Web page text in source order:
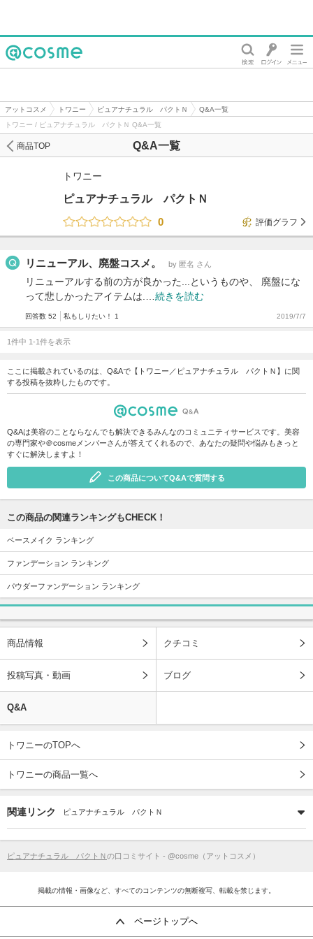
アットコスメ トワニー ピュアナチュラル パクトＮ
Q&A一覧
トワニー / ピュアナチュラル パクトＮ Q&A一覧
Q&A一覧
商品TOP
トワニー
ピュアナチュラル パクトＮ
0
評価グラフ
リニューアル、廃盤コスメ。 by 匿名 さん
リニューアルする前の方が良かった...というものや、 廃盤にな
って悲しかったアイテムは.… 続きを読む
回答数 52 私もしりたい！ 1 2019/7/7
1件中 1-1件を表示
ここに掲載されているのは、Q&Aで【トワニー／ピュアナチュラル パクトＮ】に関
する投稿を抜粋したものです。
Q&Aは美容のことならなんでも解決できるみんなのコミュニティサービスです。美容
の専門家や＠cosmeメンバーさんが答えてくれるので、あなたの疑問や悩みもきっと
すぐに解決しますよ！
この商品についてQ&Aで質問する
この商品の関連ランキングもCHECK！
ベースメイク ランキング
ファンデーション ランキング
パウダーファンデーション ランキング
商品情報 クチコミ
投稿写真・動画 ブログ
Q&A
トワニーのTOPへ
トワニーの商品一覧へ
関連リンク ピュアナチュラル パクトＮ
ピュアナチュラル パクトＮの口コミサイト - @cosme（アットコスメ）
掲載の情報・画像など、すべてのコンテンツの無断複写、転載を禁じます。
ページトップへ